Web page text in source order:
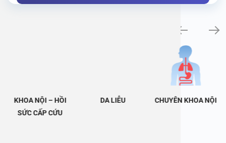
KHOA NỘI – HỒI
SỨC CẤP CỨU
DA LIỄU CHUYÊN KHOA NỘI